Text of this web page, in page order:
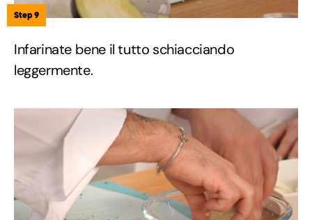
Step 9
Infarinate bene il tutto schiacciando
leggermente.